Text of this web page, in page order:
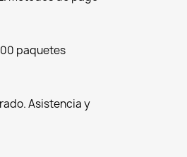
paquetes
Asistencia y